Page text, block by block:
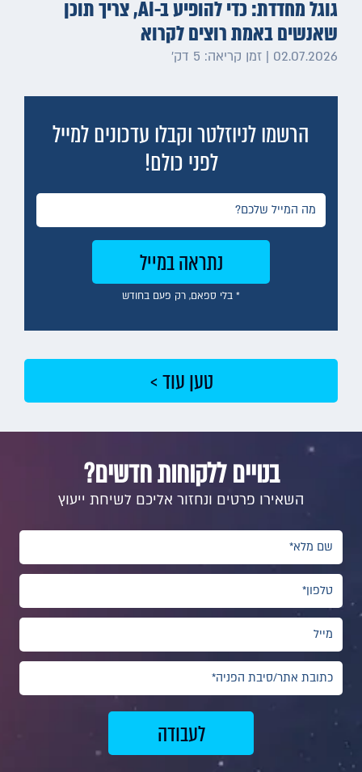
גוגל מחדדת: כדי להופיע ב-AI, צריך תוכן
שאנשים באמת רוצים לקרוא
02.07.2026 | זמן קריאה: 5 דק׳
הרשמו לניוזלטר וקבלו עדכונים למייל
לפני כולם!
* בלי ספאם, רק פעם בחודש
טען עוד >
בנויים ללקוחות חדשים?
השאירו פרטים ונחזור אליכם לשיחת ייעוץ